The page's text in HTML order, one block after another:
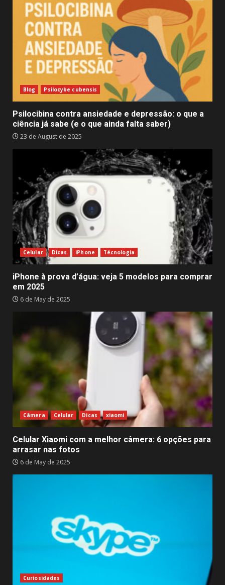
Blog Psilocybe cubensis
Psilocibina contra ansiedade e depressão: o que a
ciência já sabe (e o que ainda falta saber)
23 de August de 2025
Celular Dicas iPhone Técnologia
iPhone à prova d’água: veja 5 modelos para comprar
em 2025
6 de May de 2025
Câmera Celular Dicas xiaomi
Celular Xiaomi com a melhor câmera: 6 opções para
arrasar nas fotos
6 de May de 2025
Curiosidades